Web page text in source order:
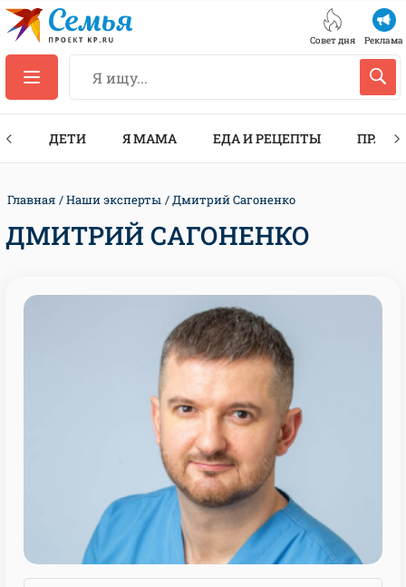
Совет дня Реклама
ДЕТИ Я МАМА ЕДА И РЕЦЕПТЫ
Главная Наши эксперты Дмитрий Сагоненко
ДМИТРИЙ САГОНЕНКО